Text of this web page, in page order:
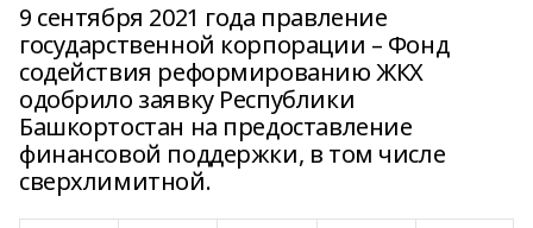
9 сентября 2021 года правление
государственной корпорации – Фонд
содействия реформированию ЖКХ
одобрило заявку Республики
Башкортостан на предоставление
финансовой поддержки, в том числе
сверхлимитной.